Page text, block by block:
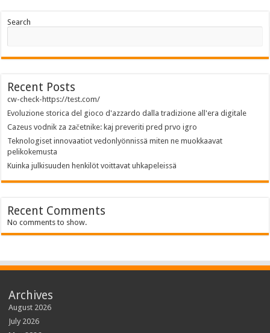
Search
Recent Posts
cw-check-https://test.com/
Evoluzione storica del gioco d'azzardo dalla tradizione all'era digitale
Cazeus vodnik za začetnike: kaj preveriti pred prvo igro
Teknologiset innovaatiot vedonlyönnissä miten ne muokkaavat
pelikokemusta
Kuinka julkisuuden henkilöt voittavat uhkapeleissä
Recent Comments
No comments to show.
Archives
August 2026
July 2026